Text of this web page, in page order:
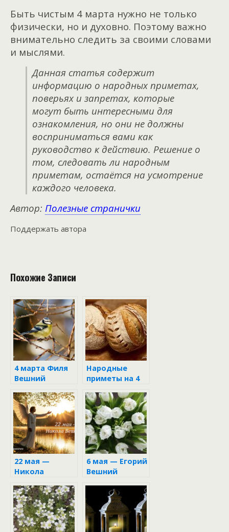
Быть чистым 4 марта нужно не только
физически, но и духовно. Поэтому важно
внимательно следить за своими словами
и мыслями.
Данная статья содержит
информацию о народных приметах,
поверьях и запретах, которые
могут быть интересными для
ознакомления, но они не должны
восприниматься вами как
руководство к действию. Решение о
том, следовать ли народным
приметам, остаётся на усмотрение
каждого человека.
Автор: Полезные странички
Поддержать автора
Похожие Записи
4 марта Филя
Вешний
Народные
приметы на 4
22 мая —
Никола
можно и
нельзя делать
в этот день
6 мая — Егорий
Вешний